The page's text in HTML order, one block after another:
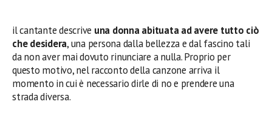
il cantante descrive una donna abituata ad avere tutto ciò
che desidera, una persona dalla bellezza e dal fascino tali
da non aver mai dovuto rinunciare a nulla. Proprio per
questo motivo, nel racconto della canzone arriva il
momento in cui è necessario dirle di no e prendere una
strada diversa.